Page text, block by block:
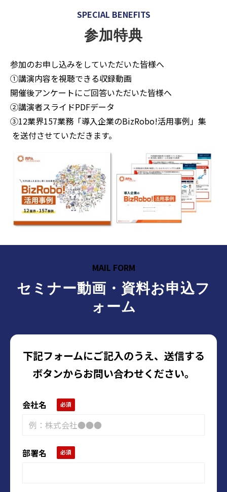
SPECIAL BENEFITS
参加特典
参加のお申し込みをしていただいた皆様へ
①講演内容を視聴できる収録動画
開催後アンケートにご回答いただいた皆様へ
②講演者スライドPDFデータ
③12業界157業務「導入企業のBizRobo!活用事例」集
を送付させていただきます。
MAIL FORM
セミナー動画・資料お申込フ
ォーム
下記フォームにご記入のうえ、送信する
ボタンからお問い合わせください。
会社名
部署名